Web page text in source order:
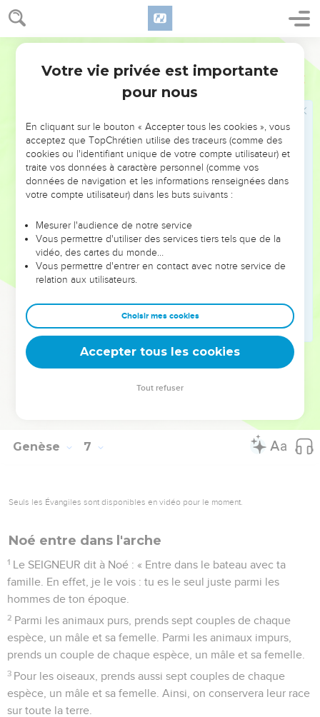
Genèse 6
mètres de long, 25 mètres de large et 15 mètres de haut.
Tu le couvriras d’un toit et tu laisseras 50 centimètres
entre le toit et les côtés du bateau. Tu mettras la porte du
bateau sur le côté. Tu feras trois étages.
Et moi, je vais faire venir sur la terre une grande
inondation. L’eau fera mourir tout ce qui vit sous le ciel. Tout
ce qui se trouve sur la terre sera détruit.
Mais je vais faire alliance avec toi. Tu entreras dans le
bateau, toi, tes fils, ta femme et les femmes de tes fils avec
Tu devras faire entrer aussi dans le bateau un couple de
chaque espèce vivante, un mâle et une femelle, pour les
garder en vie avec toi.
Deux animaux de chaque espèce, oiseaux, grands
animaux et petites bêtes, viendront avec toi pour rester en
Et toi, prends toute sorte de nourriture, mets-la de côté.
Ainsi vous aurez ce qu’il faut pour manger, eux et toi. »
Noé obéit. Il fait exactement ce que Dieu lui a commandé.
© Société biblique française – Bibli’O, 2000, avec autorisation. Pour vous procurer
Genèse 7
Seuls les Évangiles sont disponibles en vidéo pour le moment.
Noé entre dans l'arche
1 Le SEIGNEUR dit à Noé : « Entre dans le bateau avec ta
famille. En effet, je le vois : tu es le seul juste parmi les
hommes de ton époque.
2 Parmi les animaux purs, prends sept couples de chaque
espèce, un mâle et sa femelle. Parmi les animaux impurs,
prends un couple de chaque espèce, un mâle et sa femelle.
3 Pour les oiseaux, prends aussi sept couples de chaque
espèce, un mâle et sa femelle. Ainsi, on conservera leur race
sur toute la terre.
Votre vie privée est importante
pour nous
En cliquant sur le bouton « Accepter tous les cookies », vous
acceptez que TopChrétien utilise des traceurs (comme des
cookies ou l'identifiant unique de votre compte utilisateur) et
traite vos données à caractère personnel (comme vos
données de navigation et les informations renseignées dans
votre compte utilisateur) dans les buts suivants :
Mesurer l'audience de notre service
Vous permettre d'utiliser des services tiers tels que de la
vidéo, des cartes du monde…
Vous permettre d'entrer en contact avec notre service de
relation aux utilisateurs.
Choisir mes cookies
Accepter tous les cookies
Tout refuser